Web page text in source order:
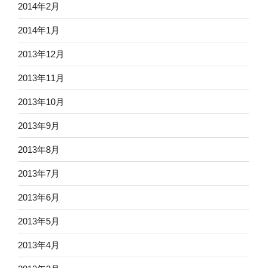
2014年2月
2014年1月
2013年12月
2013年11月
2013年10月
2013年9月
2013年8月
2013年7月
2013年6月
2013年5月
2013年4月